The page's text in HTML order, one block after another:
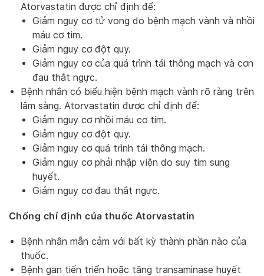
Atorvastatin được chỉ định để:
Giảm nguy cơ tử vong do bệnh mạch vành và nhồi
máu cơ tim.
Giảm nguy cơ đột quỵ.
Giảm nguy cơ của quá trình tái thông mạch và cơn
đau thắt ngực.
Bệnh nhân có biểu hiện bệnh mạch vành rõ ràng trên
lâm sàng. Atorvastatin được chỉ định để:
Giảm nguy cơ nhồi máu cơ tim.
Giảm nguy cơ đột quỵ.
Giảm nguy cơ quá trình tái thông mạch.
Giảm nguy cơ phải nhập viện do suy tim sung
huyết.
Giảm nguy cơ đau thắt ngực.
Chống chỉ định của thuốc Atorvastatin
Bệnh nhân mẫn cảm với bất kỳ thành phần nào của
thuốc.
Bệnh gan tiến triển hoặc tăng transaminase huyết